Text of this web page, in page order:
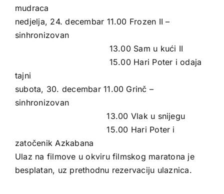
mudraca
nedjelja, 24. decembar 11.00 Frozen II –
sinhronizovan
13.00 Sam u kući II
15.00 Hari Poter i odaja
tajni
subota, 30. decembar 11.00 Grinč –
sinhronizovan
13.00 Vlak u snijegu
15.00 Hari Poter i
zatočenik Azkabana
Ulaz na filmove u okviru filmskog maratona je
besplatan, uz prethodnu rezervaciju ulaznica.